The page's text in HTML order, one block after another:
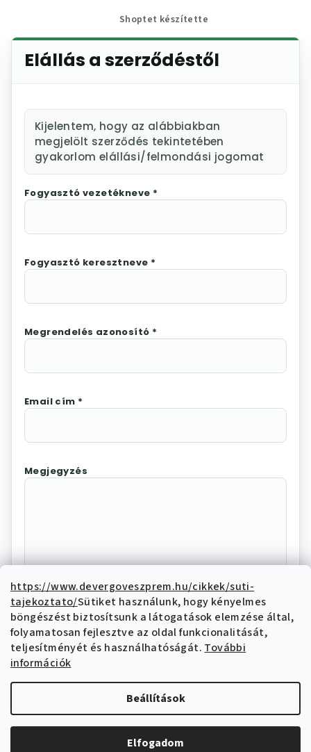
https://www.devergoveszprem.hu/cikkek/suti-
tajekoztato/Sütiket használunk, hogy kényelmes
böngészést biztosítsunk a látogatások elemzése által,
folyamatosan fejlesztve az oldal funkcionalitását,
teljesítményét és használhatóságát. További
információk
Beállítások
Elfogadom
Shoptet készítette
Elállás a szerződéstől
Kijelentem, hogy az alábbiakban
megjelölt szerződés tekintetében
gyakorlom elállási/felmondási jogomat
Fogyasztó vezetékneve *
Fogyasztó keresztneve *
Megrendelés azonosító *
Email cím *
Megjegyzés
Az "Elállás megerősítése"
megnyomásával Ön elektronikus úton
elállási nyilatkozatot tesz és nyilatkozik,
hogy megismerte és elfogadja az elállási
funkcióval kapcsolatban az
tájékoztatóbanírtakat.